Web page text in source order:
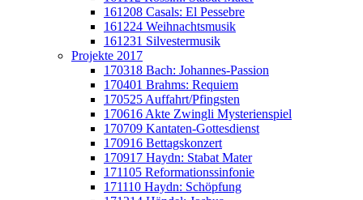
161208 Casals: El Pessebre
161224 Weihnachtsmusik
161231 Silvestermusik
Projekte 2017
170318 Bach: Johannes-Passion
170401 Brahms: Requiem
170525 Auffahrt/Pfingsten
170616 Akte Zwingli Mysterienspiel
170709 Kantaten-Gottesdienst
170916 Bettagskonzert
170917 Haydn: Stabat Mater
171105 Reformationssinfonie
171110 Haydn: Schöpfung